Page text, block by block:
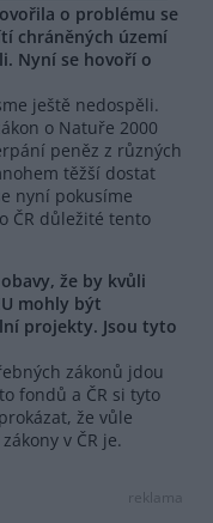
o problému se
chráněných území
Nyní se hovoří o
ještě nedospěli.
o Natuře 2000
peněz z různých
těžší dostat
nyní pokusíme
ČR důležité tento
že by kvůli
mohly být
projekty. Jsou tyto
zákonů jdou
fondů a ČR si tyto
že vůle
v ČR je.
reklama